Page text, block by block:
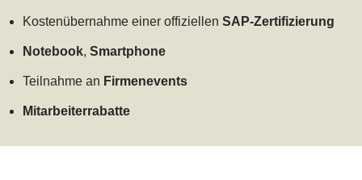
Kostenübernahme einer offiziellen SAP-Zertifizierung
Notebook, Smartphone
Teilnahme an Firmenevents
Mitarbeiterrabatte